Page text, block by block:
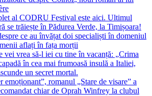
al CODRU Festival este aici. Ultimul
se trăiește în Pădurea Verde, la Timișoara!
ce au învățat doi specialiști în domeniul
aflați în fața morții
vei vrea să-l iei cu tine în vacanță: „Crima
în cea mai frumoasă insulă a Italiei,
un secret mortal.
emoționant”, romanul „Stare de visare” a
chiar de Oprah Winfrey la clubul